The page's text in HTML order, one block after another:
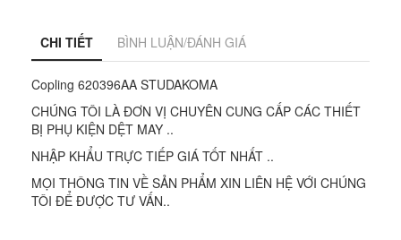
CHI TIẾT BÌNH LUẬN/ĐÁNH GIÁ
Copling 620396AA STUDAKOMA
CHÚNG TÔI LÀ ĐƠN VỊ CHUYÊN CUNG CẤP CÁC THIẾT
BỊ PHỤ KIỆN DỆT MAY ..
NHẬP KHẨU TRỰC TIẾP GIÁ TỐT NHẤT ..
MỌI THÔNG TIN VỀ SẢN PHẨM XIN LIÊN HỆ VỚI CHÚNG
TÔI ĐỂ ĐƯỢC TƯ VẤN..